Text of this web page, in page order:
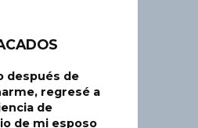
después de
regresé a
de
de mi esposo